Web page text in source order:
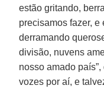
estão gritando,
precisamos fazer,
derramando
divisão, nuvens
nosso amado país”,
vozes por aí, e